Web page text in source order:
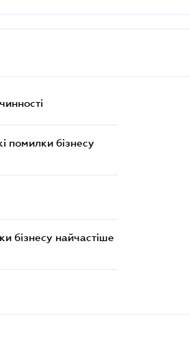
помилки бізнесу
бізнесу найчастіше